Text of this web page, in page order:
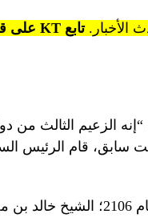
الأخبار.تابع KT على قنوات WhatsApp.
الزعيم الثالث من
قام الرئيس